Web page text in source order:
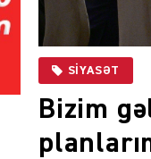
SIYASƏT
Bizim